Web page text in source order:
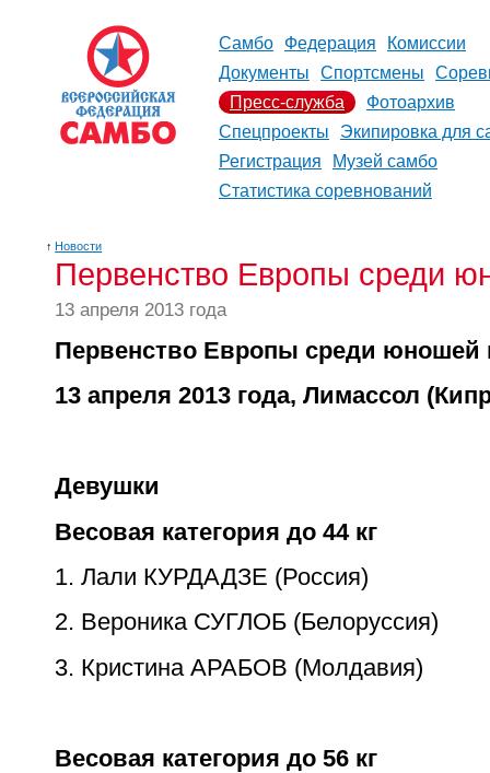
Самбо Федерация
Комиссии
Документы
Спортсмены
Пресс-служба
Фотоархив
Спецпроекты
Экипировка для
Регистрация
Музей самбо
Статистика соревнований
↑ Новости
Первенство Европы среди
13 апреля 2013 года
Первенство Европы среди юношей
13 апреля 2013 года, Лимассол
Девушки
Весовая категория до 44 кг
1. Лали КУРДАДЗЕ (Россия)
2. Вероника СУГЛОБ (Белоруссия)
3. Кристина АРАБОВ (Молдавия)
Весовая категория до 56 кг